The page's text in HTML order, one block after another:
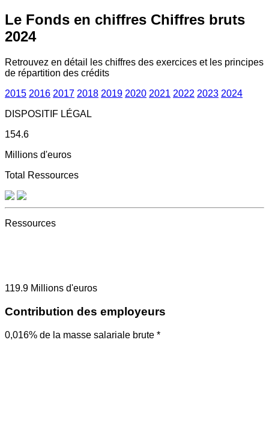
Le Fonds en chiffres Chiffres bruts
2024
Retrouvez en détail les chiffres des exercices et les principes
de répartition des crédits
2015 2016 2017 2018 2019 2020 2021 2022 2023 2024
DISPOSITIF LÉGAL
154.6
Millions d'euros
Total Ressources
Ressources
119.9 Millions d'euros
Contribution des employeurs
0,016% de la masse salariale brute *